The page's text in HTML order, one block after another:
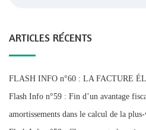
ARTICLES RÉCENTS
FLASH INFO n°60 : LA FACTURE
Flash Info n°59 : Fin d’un avantage
amortissements dans le calcul de la